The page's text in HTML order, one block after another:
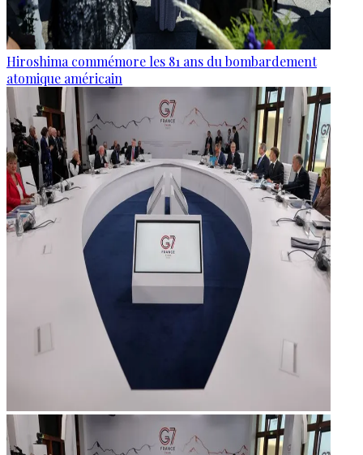
Hiroshima commémore les 81 ans du bombardement
atomique américain